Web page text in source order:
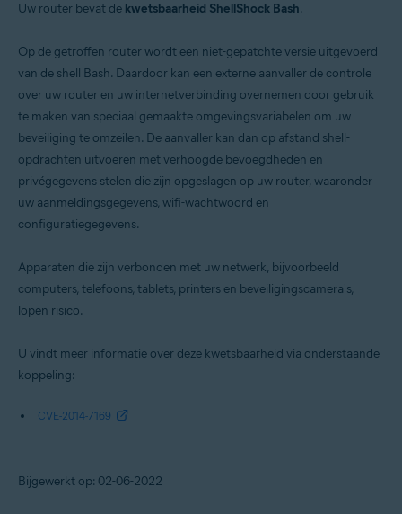
Uw router bevat de kwetsbaarheid ShellShock Bash.
Op de getroffen router wordt een niet-gepatchte versie uitgevoerd
van de shell Bash. Daardoor kan een externe aanvaller de controle
over uw router en uw internetverbinding overnemen door gebruik
te maken van speciaal gemaakte omgevingsvariabelen om uw
beveiliging te omzeilen. De aanvaller kan dan op afstand shell-
opdrachten uitvoeren met verhoogde bevoegdheden en
privégegevens stelen die zijn opgeslagen op uw router, waaronder
uw aanmeldingsgegevens, wifi-wachtwoord en
configuratiegegevens.
Apparaten die zijn verbonden met uw netwerk, bijvoorbeeld
computers, telefoons, tablets, printers en beveiligingscamera's,
lopen risico.
U vindt meer informatie over deze kwetsbaarheid via onderstaande
koppeling:
CVE-2014-7169
Bijgewerkt op: 02-06-2022